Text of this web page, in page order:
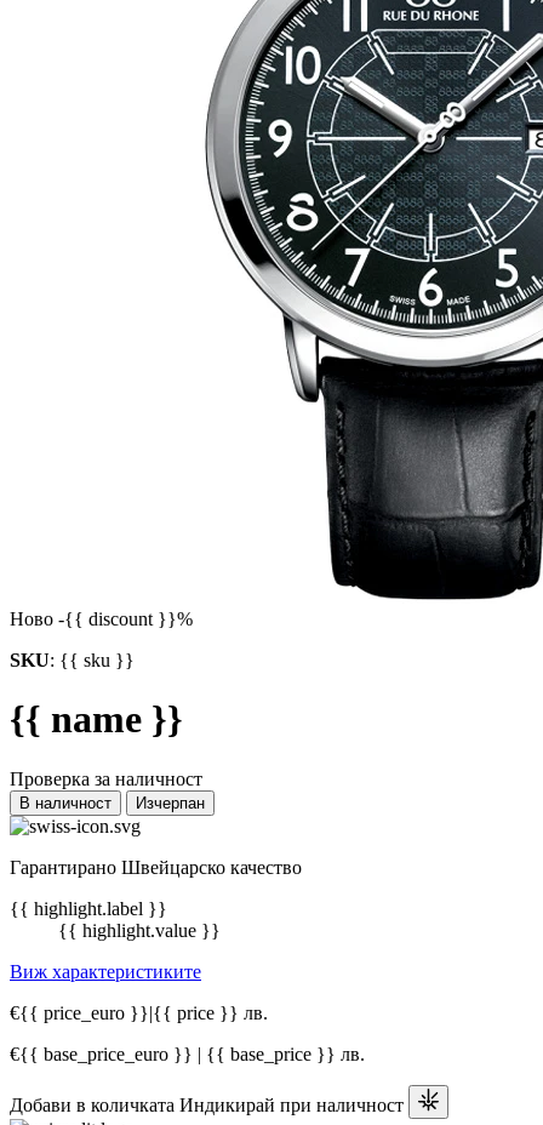
Ново -{{ discount }}%
SKU: {{ sku }}
{{ name }}
Проверка за наличност
В наличност Изчерпан
Гарантирано Швейцарско качество
{{ highlight.label }}
{{ highlight.value }}
Виж характеристиките
€{{ price_euro }}|{{ price }} лв.
€{{ base_price_euro }} | {{ base_price }} лв.
Добави в количката Индикирай при наличност